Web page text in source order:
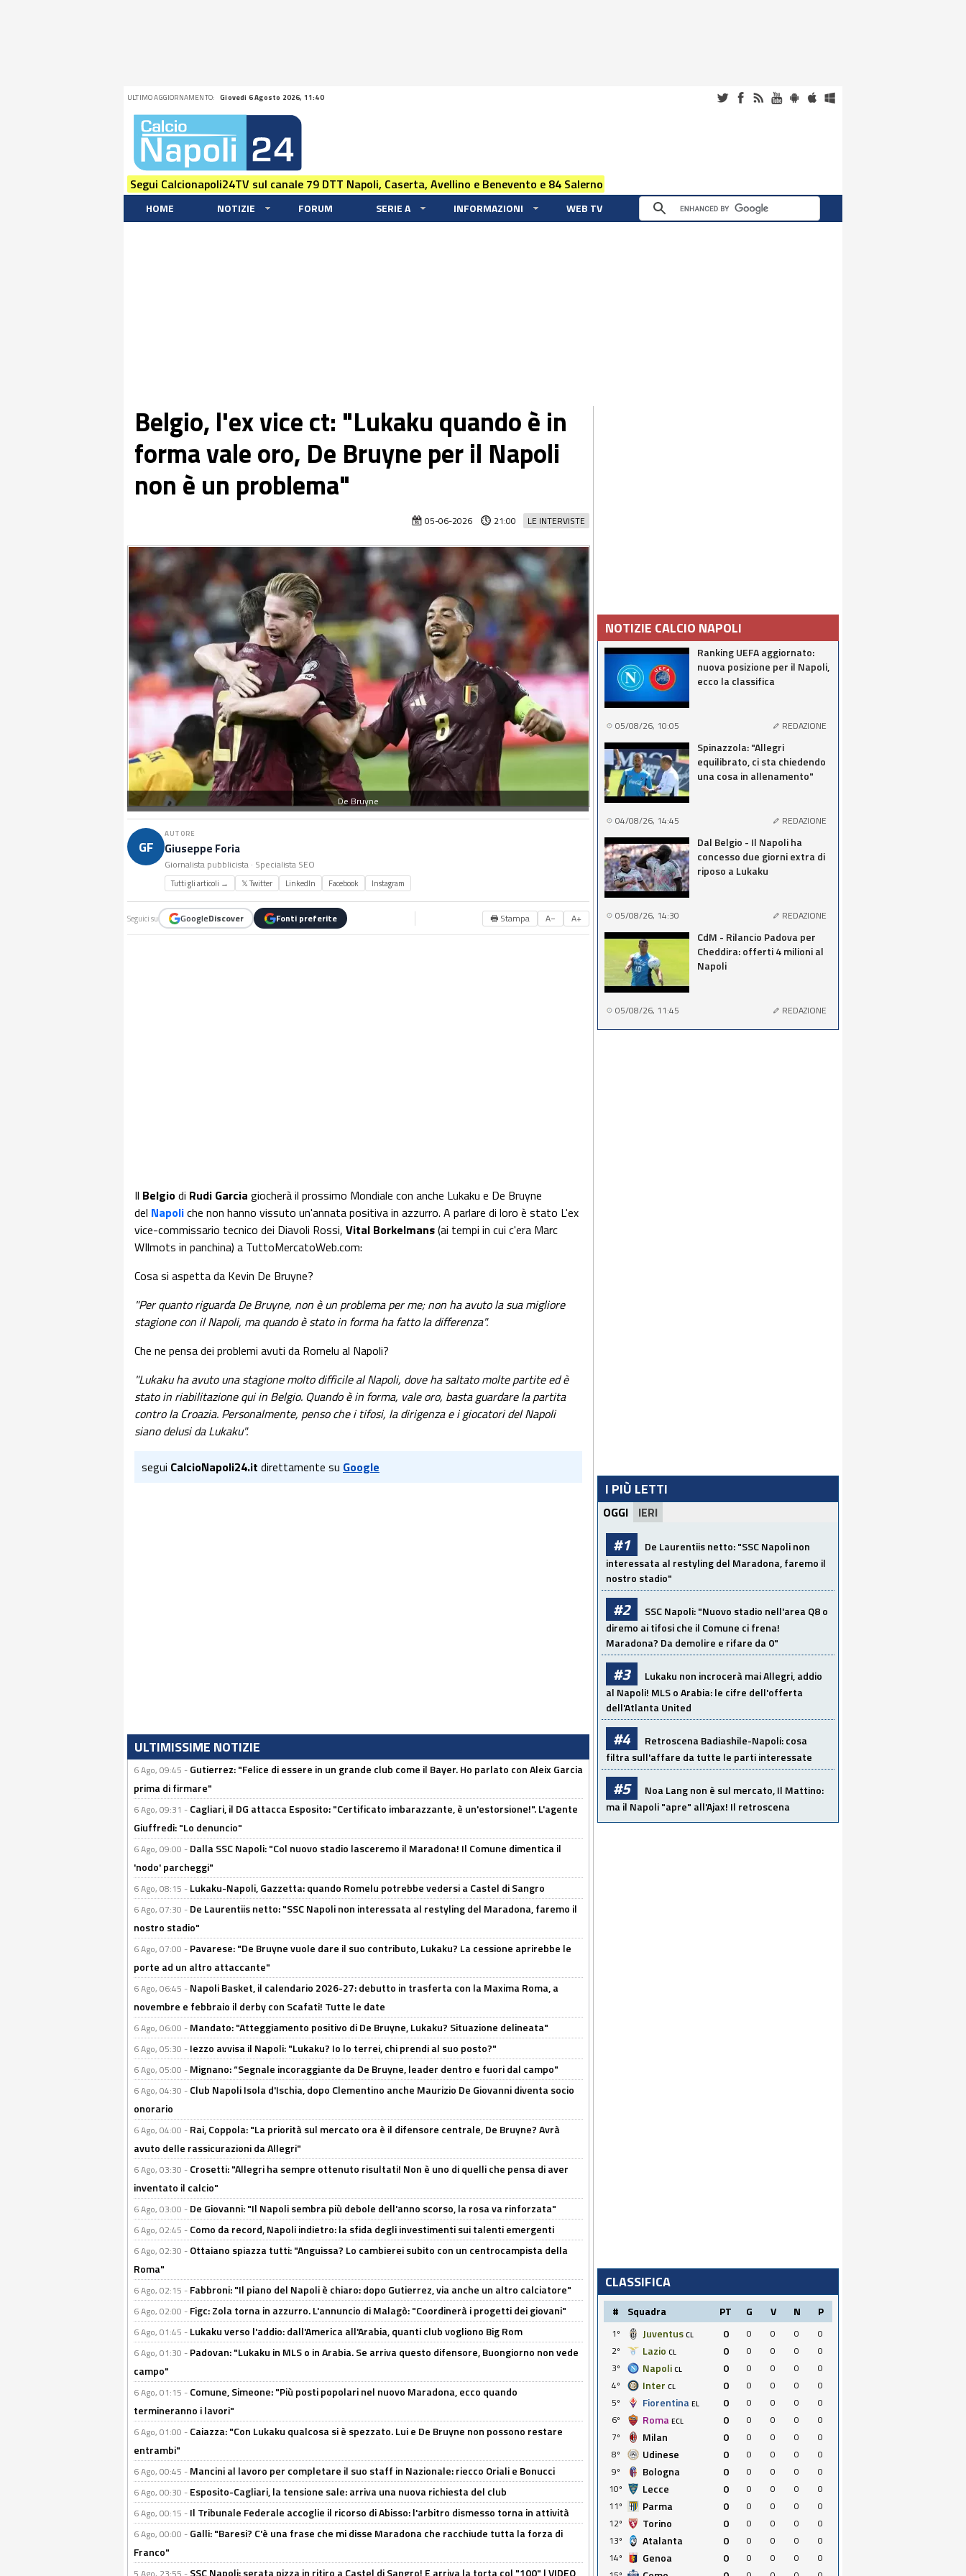
ULTIMO AGGIORNAMENTO: Giovedi 6 Agosto 2026, 11:40
Segui Calcionapoli24TV sul canale 79 DTT Napoli, Caserta, Avellino e Benevento e 84 Salerno
HOME NOTIZIE FORUM SERIE A INFORMAZIONI WEB TV
Belgio, l'ex vice ct: "Lukaku quando è in
forma vale oro, De Bruyne per il Napoli
non è un problema"
LE INTERVISTE
05-06-2026 21:00
De Bruyne
GF
AUTORE
Giuseppe Foria
Giornalista pubblicista · Specialista SEO
Tutti gli articoli → 𝕏 Twitter LinkedIn Facebook Instagram
Seguici su GoogleDiscover Fonti preferite 🖶 Stampa A− A+
Il Belgiodi Rudi Garcia giocherà il prossimo Mondiale con anche Lukaku e De Bruyne
del Napoliche non hanno vissuto un'annata positiva in azzurro. A parlare di loro è stato L'ex
vice-commissario tecnico dei Diavoli Rossi, Vital Borkelmans(ai tempi in cui c'era Marc
WIlmots in panchina) a TuttoMercatoWeb.com:
Cosa si aspetta da Kevin De Bruyne?
"Per quanto riguarda De Bruyne, non è un problema per me; non ha avuto la sua migliore
stagione con il Napoli, ma quando è stato in forma ha fatto la differenza".
Che ne pensa dei problemi avuti da Romelu al Napoli?
"Lukaku ha avuto una stagione molto difficile al Napoli, dove ha saltato molte partite ed è
stato in riabilitazione qui in Belgio. Quando è in forma, vale oro, basta guardare la partita
contro la Croazia. Personalmente, penso che i tifosi, la dirigenza e i giocatori del Napoli
siano delusi da Lukaku".
segui CalcioNapoli24.it direttamente su Google
ULTIMISSIME NOTIZIE
6 Ago, 09:45 - Gutierrez: "Felice di essere in un grande club come il Bayer. Ho parlato con Aleix Garcia
prima di firmare"
6 Ago, 09:31 - Cagliari, il DG attacca Esposito: "Certificato imbarazzante, è un'estorsione!". L'agente
Giuffredi: "Lo denuncio"
6 Ago, 09:00 - Dalla SSC Napoli: "Col nuovo stadio lasceremo il Maradona! Il Comune dimentica il
'nodo' parcheggi"
6 Ago, 08:15 - Lukaku-Napoli, Gazzetta: quando Romelu potrebbe vedersi a Castel di Sangro
6 Ago, 07:30 - De Laurentiis netto: "SSC Napoli non interessata al restyling del Maradona, faremo il
nostro stadio"
6 Ago, 07:00 - Pavarese: "De Bruyne vuole dare il suo contributo, Lukaku? La cessione aprirebbe le
porte ad un altro attaccante"
6 Ago, 06:45 - Napoli Basket, il calendario 2026-27: debutto in trasferta con la Maxima Roma, a
novembre e febbraio il derby con Scafati! Tutte le date
6 Ago, 06:00 - Mandato: "Atteggiamento positivo di De Bruyne, Lukaku? Situazione delineata"
6 Ago, 05:30 - Iezzo avvisa il Napoli: "Lukaku? Io lo terrei, chi prendi al suo posto?"
6 Ago, 05:00 - Mignano: “Segnale incoraggiante da De Bruyne, leader dentro e fuori dal campo"
6 Ago, 04:30 - Club Napoli Isola d'Ischia, dopo Clementino anche Maurizio De Giovanni diventa socio
onorario
6 Ago, 04:00 - Rai, Coppola: "La priorità sul mercato ora è il difensore centrale, De Bruyne? Avrà
avuto delle rassicurazioni da Allegri"
6 Ago, 03:30 - Crosetti: "Allegri ha sempre ottenuto risultati! Non è uno di quelli che pensa di aver
inventato il calcio"
6 Ago, 03:00 - De Giovanni: "Il Napoli sembra più debole dell'anno scorso, la rosa va rinforzata"
6 Ago, 02:45 - Como da record, Napoli indietro: la sfida degli investimenti sui talenti emergenti
6 Ago, 02:30 - Ottaiano spiazza tutti: "Anguissa? Lo cambierei subito con un centrocampista della
Roma"
6 Ago, 02:15 - Fabbroni: "Il piano del Napoli è chiaro: dopo Gutierrez, via anche un altro calciatore"
6 Ago, 02:00 - Figc: Zola torna in azzurro. L'annuncio di Malagò: "Coordinerà i progetti dei giovani"
6 Ago, 01:45 - Lukaku verso l'addio: dall'America all'Arabia, quanti club vogliono Big Rom
6 Ago, 01:30 - Padovan: "Lukaku in MLS o in Arabia. Se arriva questo difensore, Buongiorno non vede
campo"
6 Ago, 01:15 - Comune, Simeone: "Più posti popolari nel nuovo Maradona, ecco quando
termineranno i lavori"
6 Ago, 01:00 - Caiazza: "Con Lukaku qualcosa si è spezzato. Lui e De Bruyne non possono restare
entrambi"
6 Ago, 00:45 - Mancini al lavoro per completare il suo staff in Nazionale: riecco Oriali e Bonucci
6 Ago, 00:30 - Esposito-Cagliari, la tensione sale: arriva una nuova richiesta del club
6 Ago, 00:15 - Il Tribunale Federale accoglie il ricorso di Abisso: l'arbitro dismesso torna in attività
6 Ago, 00:00 - Galli: "Baresi? C'è una frase che mi disse Maradona che racchiude tutta la forza di
Franco"
SSC Napoli: serata pizza in ritiro a Castel di Sangro! E arriva la torta col "100" | VIDEO
NOTIZIE CALCIO NAPOLI
Ranking UEFA aggiornato:
nuova posizione per il Napoli,
ecco la classifica
05/08/26, 10:05 REDAZIONE
Spinazzola: "Allegri
equilibrato, ci sta chiedendo
una cosa in allenamento"
04/08/26, 14:45 REDAZIONE
Dal Belgio - Il Napoli ha
concesso due giorni extra di
riposo a Lukaku
05/08/26, 14:30 REDAZIONE
CdM - Rilancio Padova per
Cheddira: offerti 4 milioni al
Napoli
05/08/26, 11:45 REDAZIONE
I PIÙ LETTI
OGGI IERI
#1
De Laurentiis netto: "SSC Napoli non
interessata al restyling del Maradona, faremo il
nostro stadio"
#2
SSC Napoli: "Nuovo stadio nell'area Q8 o
diremo ai tifosi che il Comune ci frena!
Maradona? Da demolire e rifare da 0"
#3
Lukaku non incrocerà mai Allegri, addio
al Napoli! MLS o Arabia: le cifre dell'offerta
dell'Atlanta United
#4
Retroscena Badiashile-Napoli: cosa
filtra sull'affare da tutte le parti interessate
#5
Noa Lang non è sul mercato, Il Mattino:
ma il Napoli "apre" all'Ajax! Il retroscena
CLASSIFICA
# Squadra PT G V N P
1º Juventus CL 0 0 0 0
0
2º
Lazio CL 0 0 0 0
0
3º
Napoli CL 0 0 0 0
0
4º
Inter CL 0 0 0 0
0
5º
Fiorentina EL 0 0 0 0
0
6º
Roma ECL 0 0 0 0
0
7º
Milan 0 0 0 0
0
8º
Udinese 0 0 0 0
0
9º
Bologna 0 0 0 0
0
10º
Lecce 0 0 0 0
0
11º
Parma 0 0 0 0
0
12º
Torino 0 0 0 0
0
13º
Atalanta 0 0 0 0
0
14º
Genoa 0 0 0 0
0